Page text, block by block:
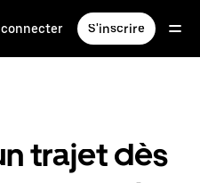
connecter S'inscrire
trajet dès